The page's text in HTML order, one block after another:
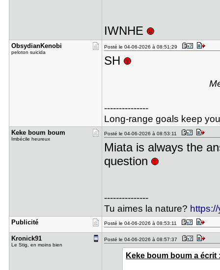
IWNHE
ObsydianKe​nobi
peloton suicida
Posté le 04-06-2026 à 08:51:29
SH
---------------
Long-range goals keep
Keke boum ​boum
Imbécile heureux
Posté le 04-06-2026 à 08:53:11
Miata is always the
question
---------------
Tu aimes la nature?
Publicité Posté le 04-06-2026 à 08:53:11
Kronick91
Le Stig, en moins bien
Posté le 04-06-2026 à 08:57:37
Keke boum boum a écrit